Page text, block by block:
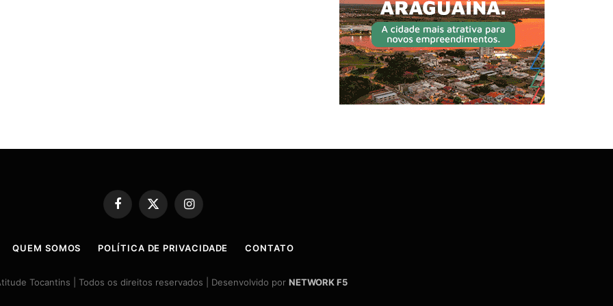
Facebook
X
(Twitter)
Instagram
QUEM SOMOS POLÍTICA DE PRIVACIDADE CONTATO
Tocantins | Todos os direitos reservados | Desenvolvido por NETWORK F5